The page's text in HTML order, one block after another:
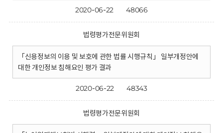
2020-06-22 48066
법령평가전문위원회
「신용정보의 이용 및 보호에 관한 법률 시행규칙」 일부개정안에
대한 개인정보 침해요인 평가 결과
2020-06-22 48343
법령평가전문위원회